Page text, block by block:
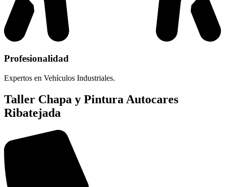
Profesionalidad
Expertos en Vehículos Industriales.
Taller Chapa y Pintura Autocares
Ribatejada